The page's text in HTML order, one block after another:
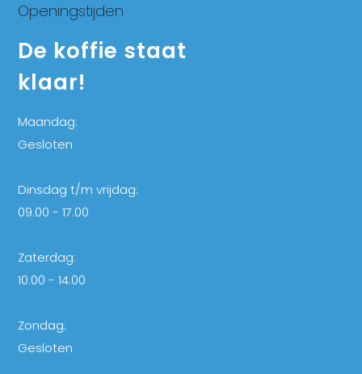
Openingstijden
De koffie staat
klaar!
Maandag:
Gesloten
Dinsdag t/m vrijdag:
09.00 - 17.00
Zaterdag:
10.00 - 14.00
Zondag:
Gesloten